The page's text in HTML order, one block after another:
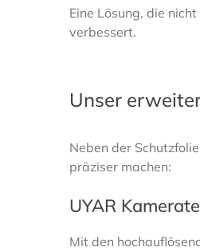
Eine Lösung, die
verbessert.
Unser
Neben der
präziser machen:
UYAR
Mit den